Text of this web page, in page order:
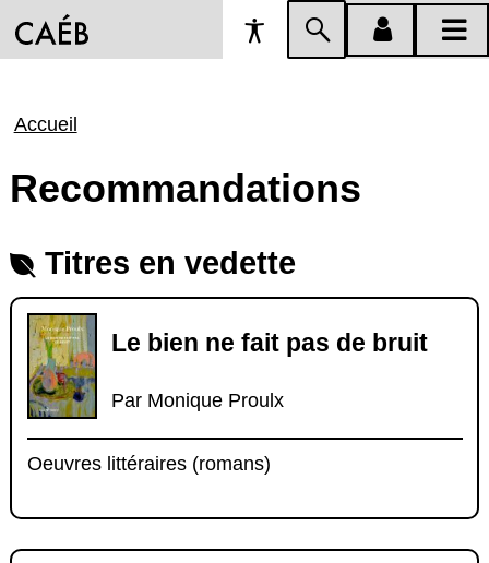
Préférences
d'accessibilité
Passer
menu
menu
Fil
Accueil
Recommandations
Titres en vedette
Le bien ne fait pas de bruit
Par Monique Proulx
Oeuvres littéraires (romans)